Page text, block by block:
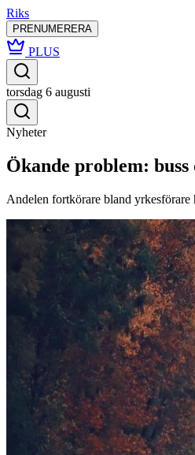
Riks
PRENUMERERA
PLUS
torsdag 6 augusti
Nyheter
Ökande problem:
Andelen fortkörare bland yrkesförare